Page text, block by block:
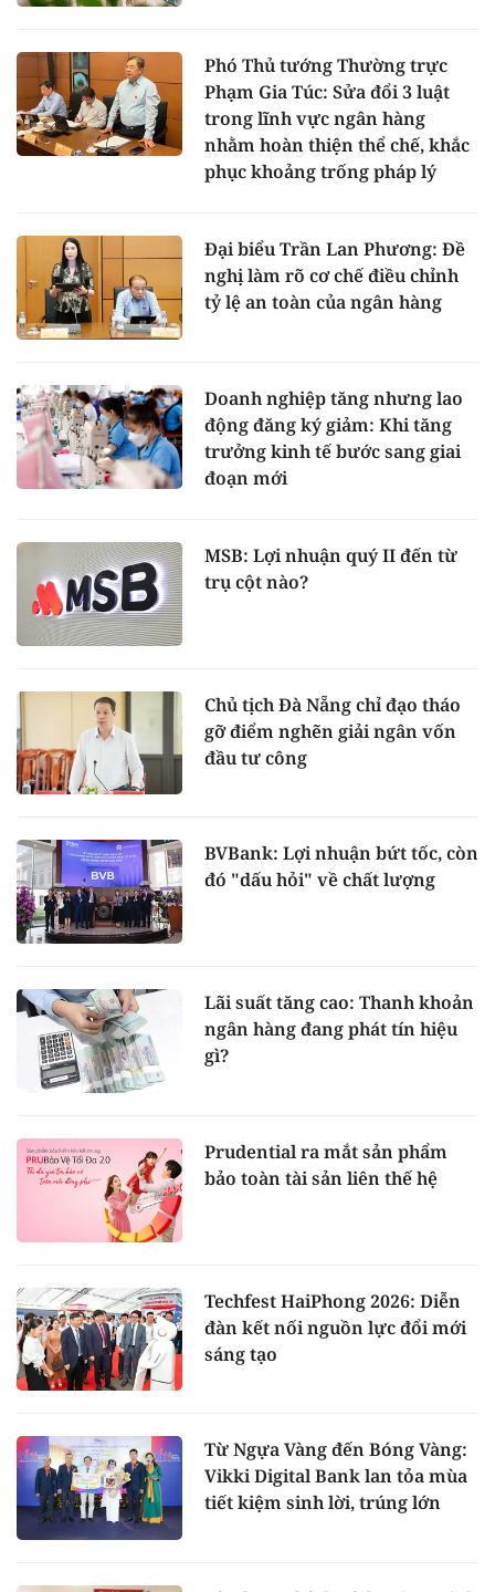
Phó Thủ tướng Thường trực
Phạm Gia Túc: Sửa đổi 3 luật
trong lĩnh vực ngân hàng
nhằm hoàn thiện thể chế, khắc
phục khoảng trống pháp lý
Đại biểu Trần Lan Phương: Đề
nghị làm rõ cơ chế điều chỉnh
tỷ lệ an toàn của ngân hàng
Doanh nghiệp tăng nhưng lao
động đăng ký giảm: Khi tăng
trưởng kinh tế bước sang giai
đoạn mới
MSB: Lợi nhuận quý II đến từ
trụ cột nào?
Chủ tịch Đà Nẵng chỉ đạo tháo
gỡ điểm nghẽn giải ngân vốn
đầu tư công
BVBank: Lợi nhuận bứt tốc, còn
đó "dấu hỏi" về chất lượng
Lãi suất tăng cao: Thanh khoản
ngân hàng đang phát tín hiệu
gì?
Prudential ra mắt sản phẩm
bảo toàn tài sản liên thế hệ
Techfest HaiPhong 2026: Diễn
đàn kết nối nguồn lực đổi mới
sáng tạo
Từ Ngựa Vàng đến Bóng Vàng:
Vikki Digital Bank lan tỏa mùa
tiết kiệm sinh lời, trúng lớn